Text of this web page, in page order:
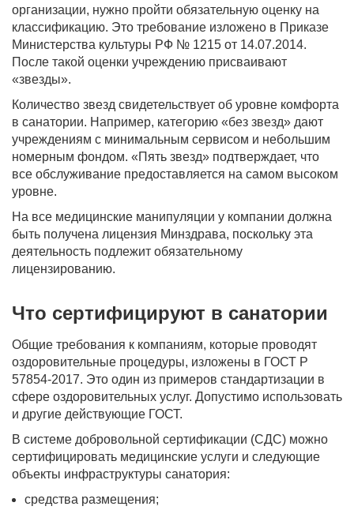
организации, нужно пройти обязательную оценку на
классификацию. Это требование изложено в Приказе
Министерства культуры РФ № 1215 от 14.07.2014.
После такой оценки учреждению присваивают
«звезды».
Количество звезд свидетельствует об уровне комфорта
в санатории. Например, категорию «без звезд» дают
учреждениям с минимальным сервисом и небольшим
номерным фондом. «Пять звезд» подтверждает, что
все обслуживание предоставляется на самом высоком
уровне.
На все медицинские манипуляции у компании должна
быть получена лицензия Минздрава, поскольку эта
деятельность подлежит обязательному
лицензированию.
Что сертифицируют в санатории
Общие требования к компаниям, которые проводят
оздоровительные процедуры, изложены в ГОСТ Р
57854-2017. Это один из примеров стандартизации в
сфере оздоровительных услуг. Допустимо использовать
и другие действующие ГОСТ.
В системе добровольной сертификации (СДС) можно
сертифицировать медицинские услуги и следующие
объекты инфраструктуры санатория:
средства размещения;